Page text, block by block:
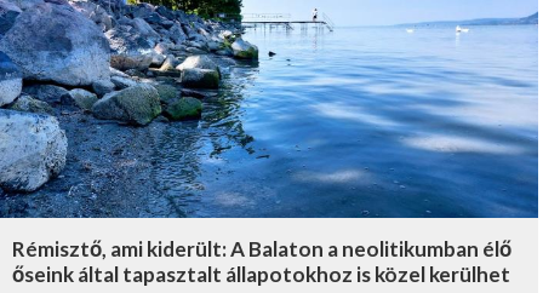
Rémisztő, ami kiderült: A Balaton a neolitikumban élő
őseink által tapasztalt állapotokhoz is közel kerülhet